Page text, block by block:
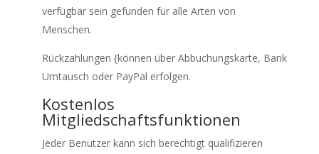
verfügbar sein gefunden für alle Arten von
Menschen.
Rückzahlungen {können über Abbuchungskarte, Bank
Umtausch oder PayPal erfolgen.
Kostenlos
Mitgliedschaftsfunktionen
Jeder Benutzer kann sich berechtigt qualifizieren